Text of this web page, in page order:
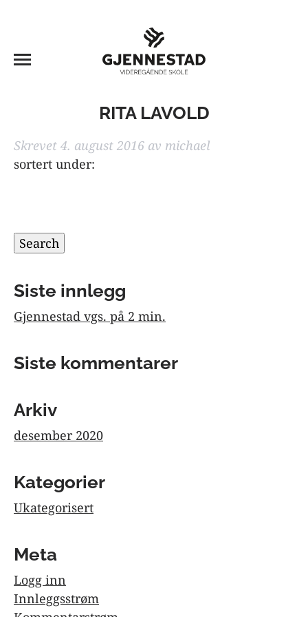
RITA LAVOLD
Skrevet 4. august 2016 av michael
sortert under:
Search
Siste innlegg
Gjennestad vgs. på 2 min.
Siste kommentarer
Arkiv
desember 2020
Kategorier
Ukategorisert
Meta
Logg inn
Innleggsstrøm